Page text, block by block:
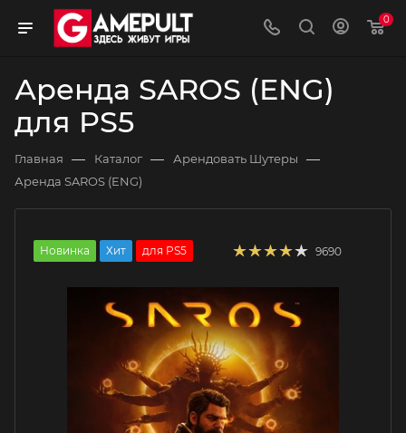
0
Аренда SAROS (ENG)
для PS5
Главная — Каталог — Арендовать Шутеры —
Аренда SAROS (ENG)
Новинка Хит для PS5 9690